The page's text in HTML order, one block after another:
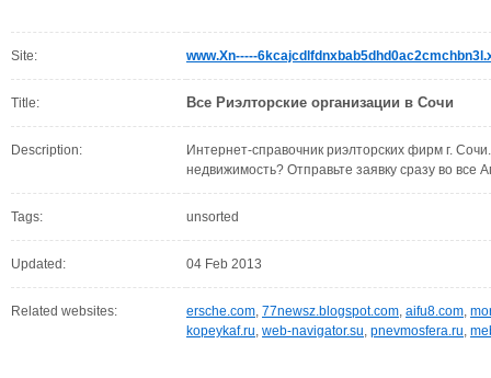
Site: www.Xn-----
Title: Все Риэлторские организации в Сочи
Description:
Интернет-справочник риэлторских фирм г.
недвижимость? Отправьте заявку сразу во все
Tags: unsorted
Updated: 04 Feb 2013
Related websites: ersche.com, 77newsz.blogspot.com, aifu8.com,
kopeykaf.ru, web-navigator.su, pnevmosfera.ru,